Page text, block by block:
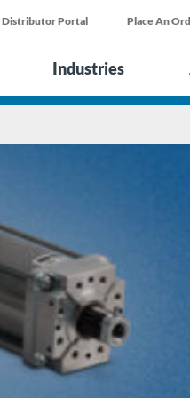
Distributor Portal Place An
Industries